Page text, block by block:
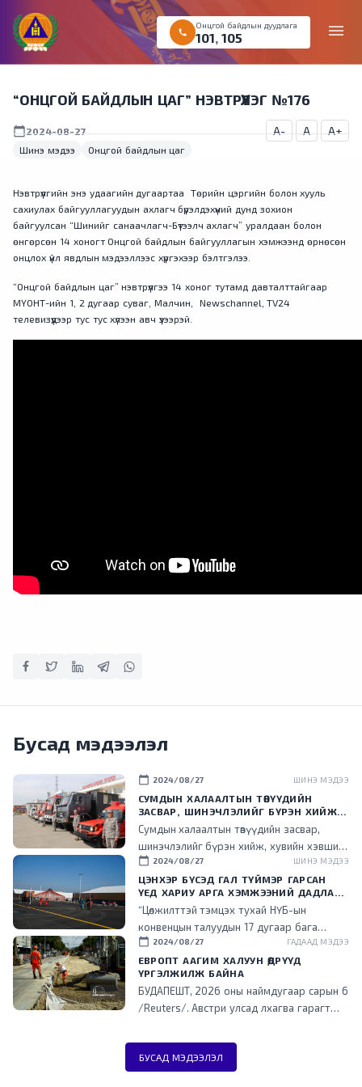
menu
call
Онцгой байдлын дуудлага
101 ,105
“ОНЦГОЙ БАЙДЛЫН ЦАГ” НЭВТРҮҮЛЭГ №176
calendar_today2024-08-27
Шинэ мэдээ
Онцгой байдлын цаг
A- A A+
Нэвтрүүлгийн энэ удаагийн дугаартаа Төрийн цэргийн болон хууль
сахиулах байгууллагуудын ахлагч бүрэлдэхүүний дунд зохион
байгуулсан “Шинийг санаачлагч-Бүтээлч ахлагч” уралдаан болон
өнгөрсөн 14 хоногт Онцгой байдлын байгууллагын хэмжээнд өрнөсөн
онцлох үйл явдлын мэдээллээс хүргэхээр бэлтгэлээ.
“Онцгой байдлын цаг” нэвтрүүлгээ 14 хоног тутамд давталттайгаар
МҮОНТ-ийн 1, 2 дугаар суваг, Малчин, Newschannel, TV24
телевизүүдээр тус тус хүлээн авч үзээрэй.
Бусад мэдээлэл
calendar_today 2024/08/27 ШИНЭ МЭДЭЭ
СУМДЫН ХАЛААЛТЫН ТӨВҮҮДИЙН
ЗАСВАР, ШИНЭЧЛЭЛИЙГ БҮРЭН ХИЙЖ,
ХУВИЙН ХЭВШИЛ РҮҮ МЕНЕЖМЕНТИЙГ
НЬ ШИЛЖҮҮЛСЭН ГЭДГИЙГ ОНЦОЛЛОО
Сумдын халаалтын төвүүдийн засвар,
шинэчлэлийг бүрэн хийж, хувийн хэвшил
рүү менежментийг нь шилжүүлснээр
төрийн ачаалал буурч, эдийн засгийн үр
ашигтай ажиллаж эхэлсэн гэдгийг энэ
үеэр танилцууллаа.
calendar_today 2024/08/27 ШИНЭ МЭДЭЭ
ЦЭНХЭР БҮСЭД ГАЛ ТҮЙМЭР ГАРСАН
ҮЕД ХАРИУ АРГА ХЭМЖЭЭНИЙ ДАДЛАГА
СУРГУУЛИЙГ ЗОХИОН БАЙГУУЛЛАА
“Цөлжилттэй тэмцэх тухай НҮБ-ын
конвенцын талуудын 17 дугаар бага
хурал (COP17) зохион байгуулах цэнхэр
бүсэд гал түймэр гарсан үед хариу арга
хэмжээ зохион байгуулах дадлага,
сургуулийг зохион байгууллаа.
calendar_today 2024/08/27 ГАДААД МЭДЭЭ
ЕВРОПТ ААГИМ ХАЛУУН ӨДРҮҮД
ҮРГЭЛЖИЛЖ БАЙНА
БУДАПЕШТ, 2026 оны наймдугаар сарын 6
/Reuters/. Австри улсад лхагва гарагт
халжээ. Түүнчлэн аагим халуун, ган
гачгийн улмаас төв болон өмнөд Европт
ихээхэн хүндрэл үүсэж, Унгар улсад
БУСАД МЭДЭЭЛЭЛ